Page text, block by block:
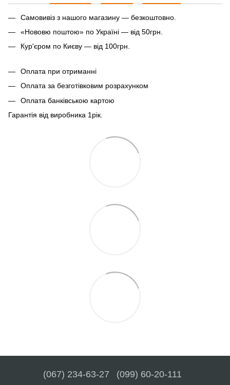
Самовивіз з нашого магазину — безкоштовно.
«Нововю поштою» по Україні — від 50грн.
Кур'єром по Києву — від 100грн.
Оплата при отриманні
Оплата за безготівковим розрахунком
Оплата банківською картою
Гарантія від виробника 1рiк.
(067) 234-63-27 (099) 60-20-111